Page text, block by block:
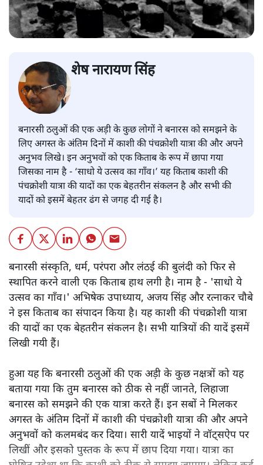
शेष नारायण सिंह
बनारसी ठलुओं की एक अड़ी के कुछ लोगों ने बनारस को समझने के
लिए अगस्त के अंतिम दिनों में काशी की पंचक्रोशी यात्रा की और अपने
अनुभव लिखे। इन अनुभवों को एक किताब के रूप में छापा गया
जिसका नाम है - ‘साधो ये उत्सव का गाँव।’ यह किताब काशी की
पंचक्रोशी यात्रा की यादों का एक बेहतरीन संकलन है और सभी की
यादों को इसमें बेहतर ढंग से जगह दी गई है।
बनारसी संस्कृति, धर्म, परंपरा और लंठई की बुलंदी को फिर से
स्थापित करने वाली एक किताब हाथ लगी है। नाम है - 'साधो ये
उत्सव का गाँव।' अभिषेक उपाध्याय, अजय सिंह और रत्नाकर चौबे
ने इस किताब का संपादन किया है। यह काशी की पंचक्रोशी यात्रा
की यादों का एक बेहतरीन संकलन है। सभी यात्रियों की यादें इसमें
लिखी गयी हैं।
हुआ यह कि बनारसी ठलुओं की एक अड़ी के कुछ नक्षत्रों को यह
बताया गया कि तुम बनारस को ठीक से नहीं जानते, लिहाजा
बनारस को समझने की एक यात्रा करते हैं। इन सबों ने मिलकर
अगस्त के अंतिम दिनों में काशी की पंचक्रोशी यात्रा की और अपने
अनुभवों को कलमबंद कर दिया। सारी यादें भाइयों ने वॉट्सऐप पर
लिखीं और इसको पुस्तक के रूप में छाप दिया गया। यात्रा का